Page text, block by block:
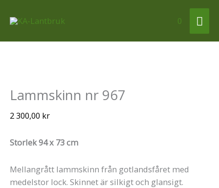
0
Lammskinn nr 967
2 300,00 kr
Storlek 94 x 73 cm
Mellangrått lammskinn från gotlandsfåret med
medelstor lock. Skinnet är silkigt och glansigt.
nr
mängd